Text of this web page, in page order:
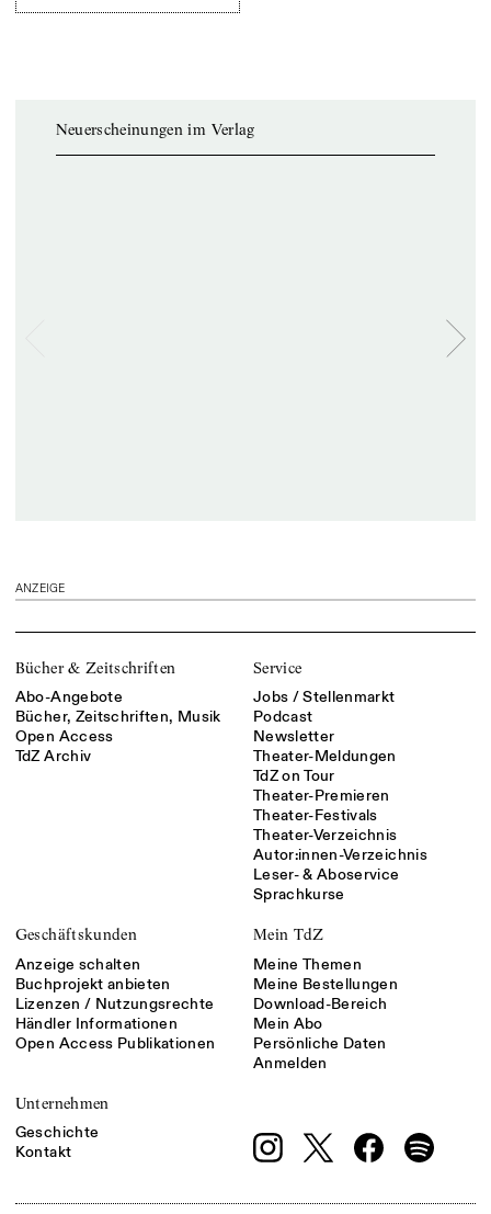
Neuerscheinungen im Verlag
ANZEIGE
Bücher & Zeitschriften
Abo-Angebote
Bücher, Zeitschriften, Musik
Open Access
TdZ Archiv
Service
Jobs / Stellenmarkt
Podcast
Newsletter
Theater-Meldungen
TdZ on Tour
Theater-Premieren
Theater-Festivals
Theater-Verzeichnis
Autor:innen-Verzeichnis
Leser- & Aboservice
Sprachkurse
Geschäftskunden
Anzeige schalten
Buchprojekt anbieten
Lizenzen / Nutzungsrechte
Händler Informationen
Open Access Publikationen
Mein TdZ
Meine Themen
Meine Bestellungen
Download-Bereich
Mein Abo
Persönliche Daten
Anmelden
Unternehmen
Geschichte
Kontakt